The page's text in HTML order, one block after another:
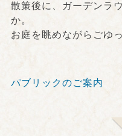
散策後に、ガーデンラ
か。
お庭を眺めながらごゆ
パブリックのご案内